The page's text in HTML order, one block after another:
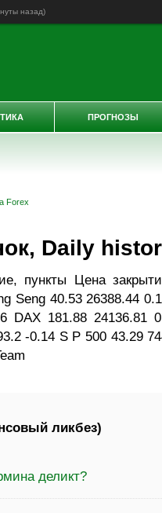
назад)
Forex
Daily
пункты Цена
Seng 40.53 26388.44
DAX 181.88 24136.81
-0.14 S P 500 43.29
ликбез)
деликт?
ПРОГНОЗЫ